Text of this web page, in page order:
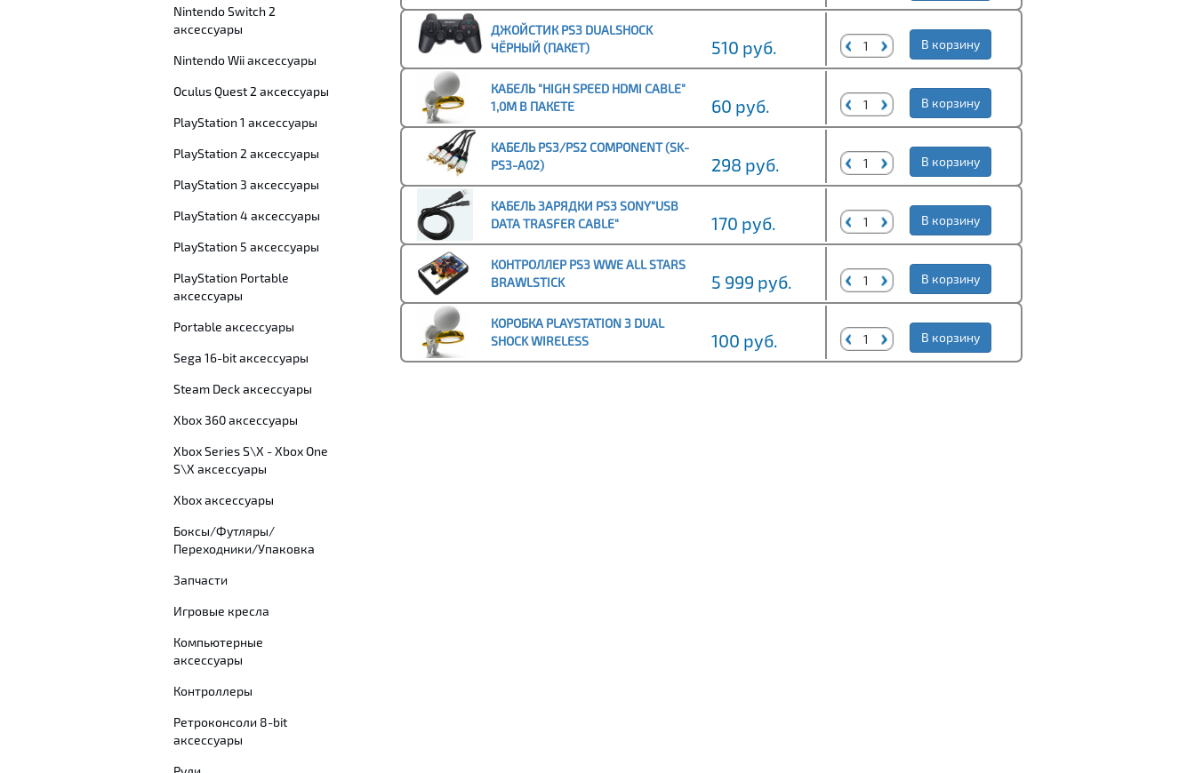
Nintendo Switch 2
аксессуары
Nintendo Wii аксессуары
Oculus Quest 2 аксессуары
PlayStation 1 аксессуары
PlayStation 2 аксессуары
PlayStation 3 аксессуары
PlayStation 4 аксессуары
PlayStation 5 аксессуары
PlayStation Portable
аксессуары
Portable аксессуары
Sega 16-bit аксессуары
Steam Deck аксессуары
Xbox 360 аксессуары
Xbox Series S\X - Xbox One
S\X аксессуары
Xbox аксессуары
Боксы/Футляры/
Переходники/Упаковка
Запчасти
Игровые кресла
Компьютерные
аксессуары
Контроллеры
Ретроконсоли 8-bit
аксессуары
ДЖОЙСТИК PS3 DUALSHOCK
ЧЁРНЫЙ (ПАКЕТ)
510 руб. В корзину
КАБЕЛЬ "HIGH SPEED HDMI CABLE"
1,0М В ПАКЕТЕ
60 руб. В корзину
КАБЕЛЬ PS3/PS2 СOMPONENT (SK-
PS3-A02)
298 руб. В корзину
КАБЕЛЬ ЗАРЯДКИ PS3 SONY"USB
DATA TRASFER CABLE"
170 руб. В корзину
КОНТРОЛЛЕР PS3 WWE ALL STARS
BRAWLSTICK
5 999 руб. В корзину
КОРОБКА PLAYSTATION 3 DUAL
SHOCK WIRELESS
100 руб. В корзину